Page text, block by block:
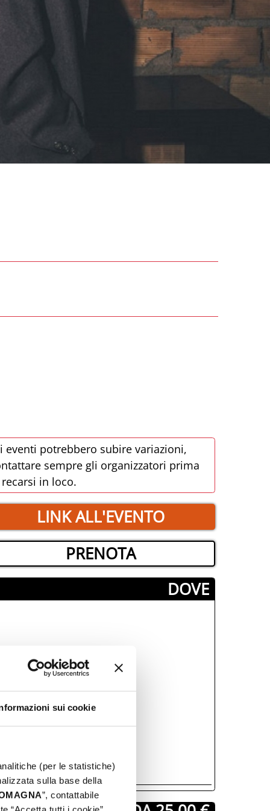
sui cookie
(per le statistiche)
sulla base della
”, contattabile
eventi potrebbero subire variazioni,
sempre gli organizzatori prima
in loco.
LINK ALL'EVENTO
PRENOTA
­DOVE